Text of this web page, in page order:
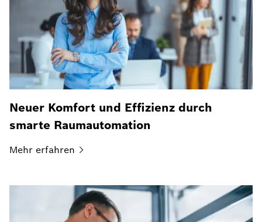
Neuer Komfort und Effizienz durch
smarte Raumautomation
Mehr erfahren